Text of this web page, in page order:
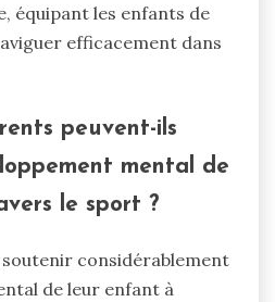
équipant les enfants de
efficacement dans
peuvent-ils
mental de
le sport ?
considérablement
de leur enfant à